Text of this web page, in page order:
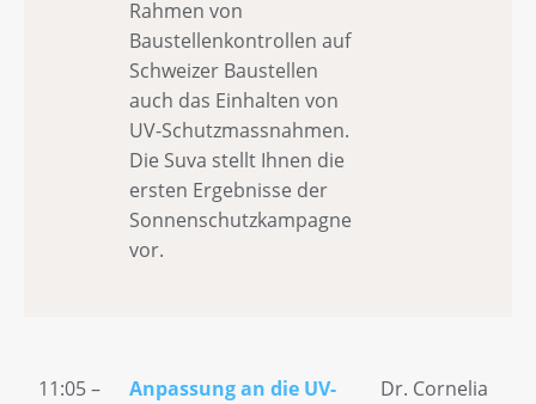
Rahmen von
Baustellenkontrollen auf
Schweizer Baustellen
auch das Einhalten von
UV-Schutzmassnahmen.
Die Suva stellt Ihnen die
ersten Ergebnisse der
Sonnenschutzkampagne
vor.
11:05 –
Anpassung an die UV-
Dr. Cornelia